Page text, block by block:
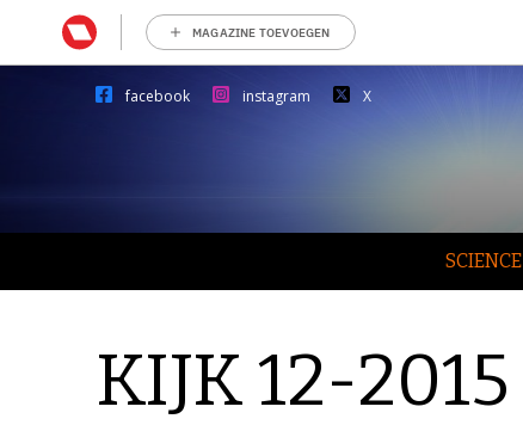
MAGAZINE TOEVOEGEN
facebook instagram X
SCIENCE
KIJK 12-2015